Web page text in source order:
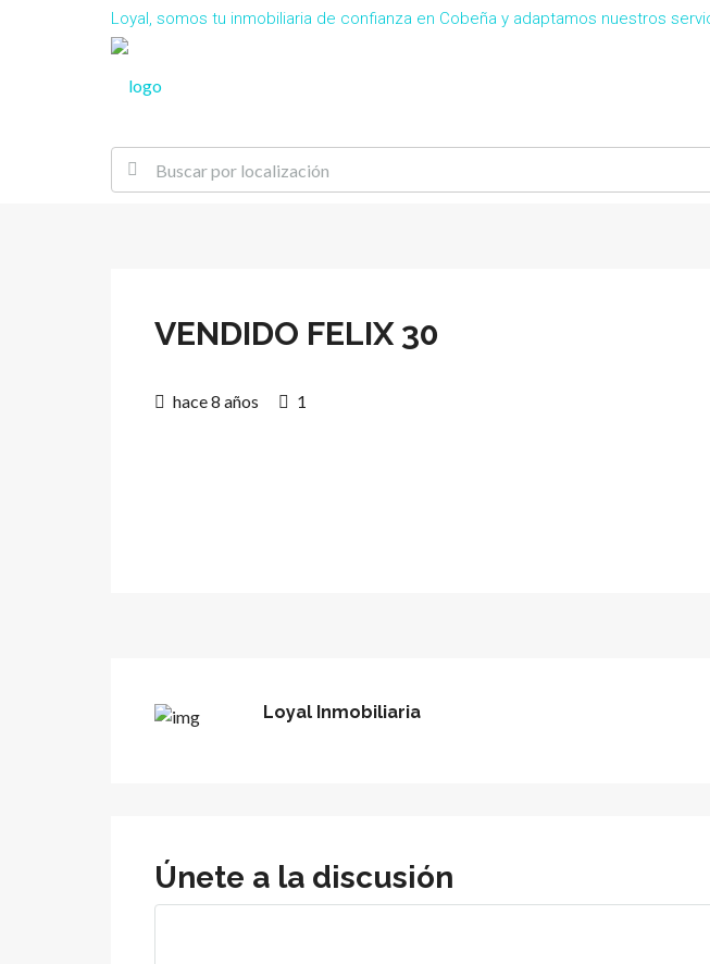
Loyal, somos tu inmobiliaria de confianza en Cobeña y adaptamos nuestros
VENDIDO FELIX 30
hace 8 años 1
Loyal Inmobiliaria
Únete a la discusión